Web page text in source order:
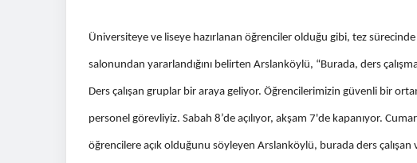
Üniversiteye ve liseye hazırlanan öğrenciler olduğu gibi, tez
salonundan yararlandığını belirten Arslanköylü, “Burada, ders
Ders çalışan gruplar bir araya geliyor. Öğrencilerimizin güvenli bir
personel görevliyiz. Sabah 8’de açılıyor, akşam 7'de kapanıyor.
öğrencilere açık olduğunu söyleyen Arslanköylü, burada ders